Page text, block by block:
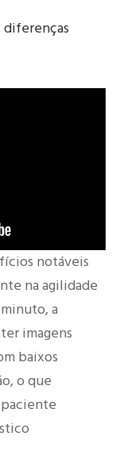
notáveis
na agilidade
a
imagens
baixos
o que